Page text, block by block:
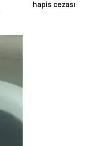
hapis cezası